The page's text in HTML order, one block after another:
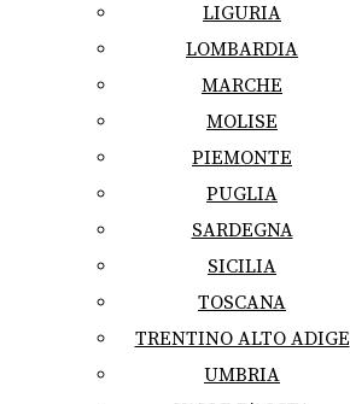
LIGURIA
LOMBARDIA
MARCHE
MOLISE
PIEMONTE
PUGLIA
SARDEGNA
SICILIA
TOSCANA
TRENTINO ALTO ADIGE
UMBRIA